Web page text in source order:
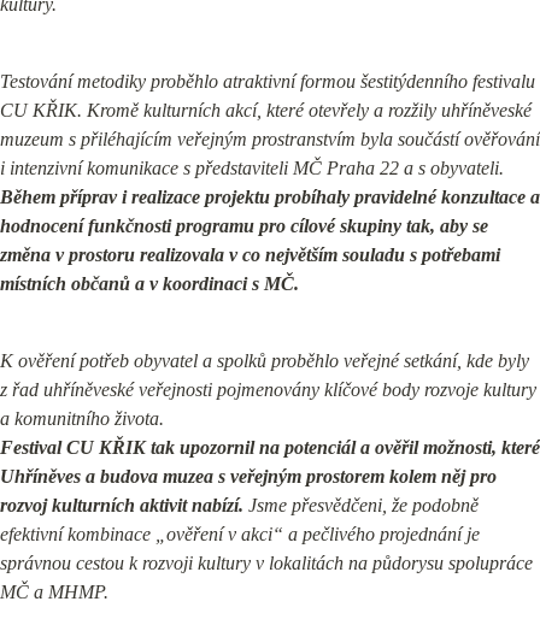
kultury.
Testování metodiky proběhlo atraktivní formou šestitýdenního festivalu
CU KŘIK. Kromě kulturních akcí, které otevřely a rozžily uhříněveské
muzeum s přiléhajícím veřejným prostranstvím byla součástí ověřování
Během příprav i realizace projektu probíhaly pravidelné konzultace a
hodnocení funkčnosti programu pro cílové skupiny tak, aby se
změna v prostoru realizovala v co největším souladu s potřebami
místních občanů a v koordinaci s MČ.
K ověření potřeb obyvatel a spolků proběhlo veřejné setkání, kde byly
z řad uhříněveské veřejnosti pojmenovány klíčové body rozvoje kultury
Festival CU KŘIK tak upozornil na potenciál a ověřil možnosti, které
Uhříněves a budova muzea s veřejným prostorem kolem něj pro
rozvoj kulturních aktivit nabízí. Jsme přesvědčeni, že podobně
efektivní kombinace „ověření v akci“ a pečlivého projednání je
správnou cestou k rozvoji kultury v lokalitách na půdorysu spolupráce
MČ a MHMP.